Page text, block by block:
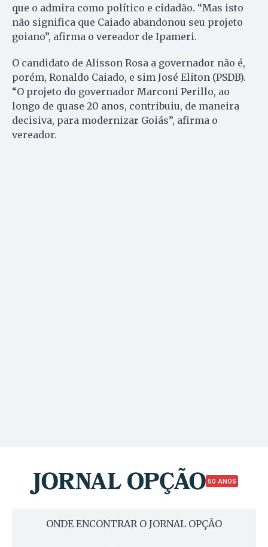
que o admira como político e cidadão. “Mas isto
não significa que Caiado abandonou seu projeto
goiano”, afirma o vereador de Ipameri.
O candidato de Alisson Rosa a governador não é,
porém, Ronaldo Caiado, e sim José Eliton (PSDB).
“O projeto do governador Marconi Perillo, ao
longo de quase 20 anos, contribuiu, de maneira
decisiva, para modernizar Goiás”, afirma o
vereador.
50 ANOS
ONDE ENCONTRAR O JORNAL OPÇÃO